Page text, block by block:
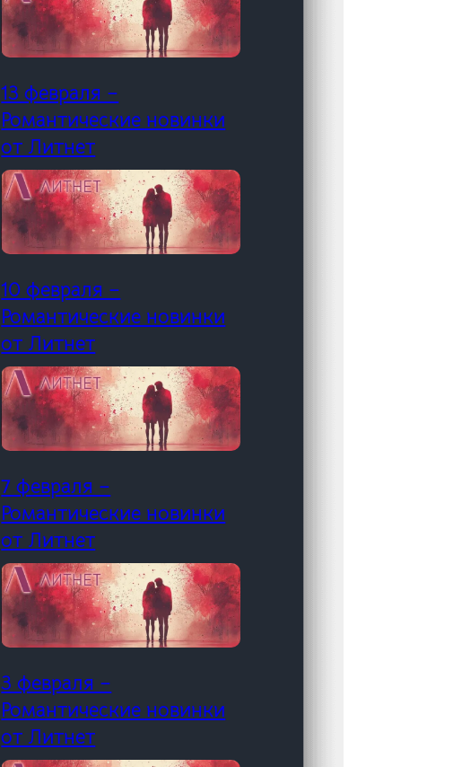
13 февраля –
Романтические новинки
от Литнет
10 февраля –
Романтические новинки
от Литнет
7 февраля –
Романтические новинки
от Литнет
3 февраля –
Романтические новинки
от Литнет